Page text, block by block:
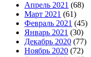
Апрель 2021 (68)
Март 2021 (61)
Февраль 2021 (45)
Январь 2021 (30)
Декабрь 2020 (77)
Ноябрь 2020 (72)